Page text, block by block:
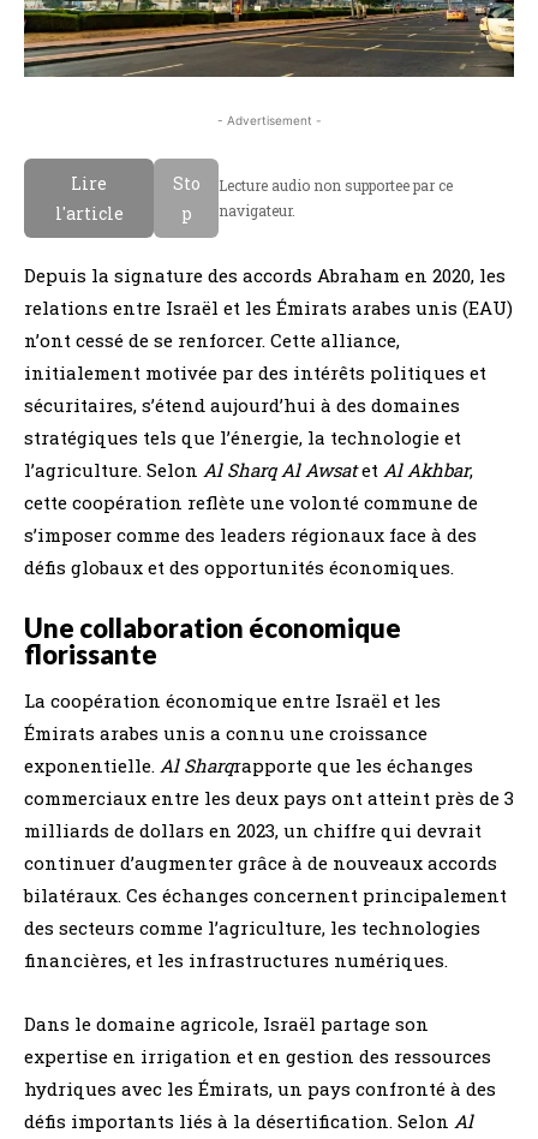
- Advertisement -
Lire
l'article
Sto
p
Lecture audio non supportee par ce
navigateur.
Depuis la signature des accords Abraham en 2020, les
relations entre Israël et les Émirats arabes unis (EAU)
n’ont cessé de se renforcer. Cette alliance,
initialement motivée par des intérêts politiques et
sécuritaires, s’étend aujourd’hui à des domaines
stratégiques tels que l’énergie, la technologie et
l’agriculture. Selon Al Sharq Al Awsatet Al Akhbar,
cette coopération reflète une volonté commune de
s’imposer comme des leaders régionaux face à des
défis globaux et des opportunités économiques.
Une collaboration économique
florissante
La coopération économique entre Israël et les
Émirats arabes unis a connu une croissance
exponentielle. Al Sharqrapporte que les échanges
commerciaux entre les deux pays ont atteint près de 3
milliards de dollars en 2023, un chiffre qui devrait
continuer d’augmenter grâce à de nouveaux accords
bilatéraux. Ces échanges concernent principalement
des secteurs comme l’agriculture, les technologies
financières, et les infrastructures numériques.
Dans le domaine agricole, Israël partage son
expertise en irrigation et en gestion des ressources
hydriques avec les Émirats, un pays confronté à des
défis importants liés à la désertification. Selon Al